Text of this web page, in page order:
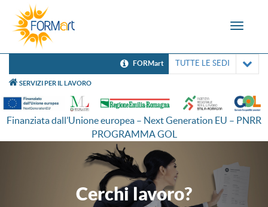
Toggle
FORMart TUTTE LE SEDI
SERVIZI PER IL LAVORO
Finanziata dall’Unione europea – Next Generation EU – PNRR
PROGRAMMA GOL
Cerchi lavoro?